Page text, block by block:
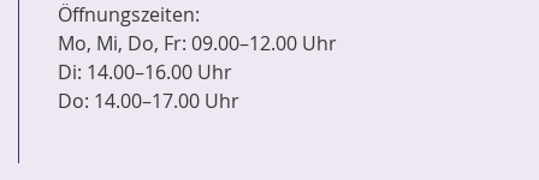
Öffnungszeiten:
Mo, Mi, Do, Fr: 09.00–12.00 Uhr
Di: 14.00–16.00 Uhr
Do: 14.00–17.00 Uhr